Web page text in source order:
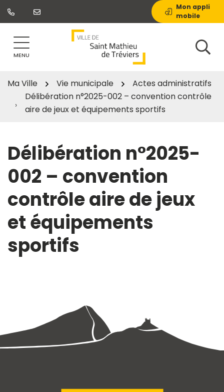
Aller
Mon appli
mobile
MENU
Ma Ville Vie municipale
Actes administratifs
Délibération n°2025-002 – convention contrôle
aire de jeux et équipements sportifs
Délibération n°2025-
002 – convention
contrôle aire de jeux
et équipements
sportifs